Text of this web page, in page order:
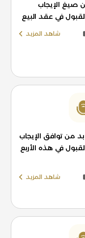
صيغ الإيجاب
في عقد البيع
شاهد المزيد
بد من توافق الإيجاب
في هذه الأربع
شاهد المزيد